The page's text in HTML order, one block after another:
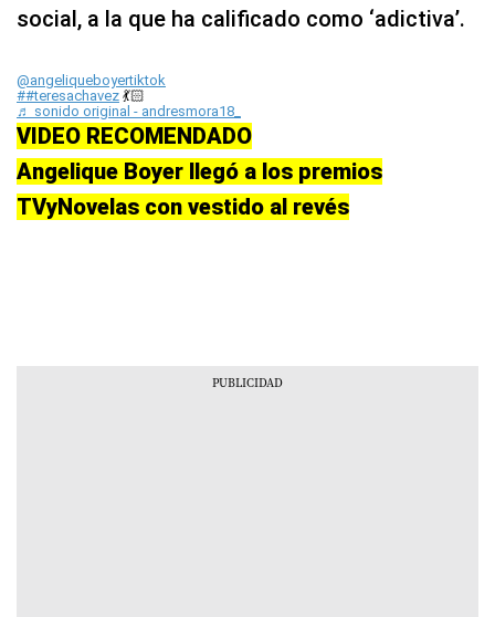
social, a la que ha calificado como ‘adictiva’.
@angeliqueboyertiktok
##teresachavez💃🏻
♬ sonido original - andresmora18_
VIDEO RECOMENDADO
Angelique Boyer llegó a los premios
TVyNovelas con vestido al revés